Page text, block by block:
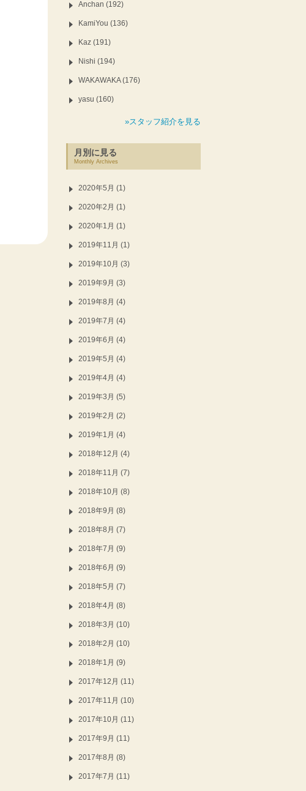
Anchan (192)
KamiYou (136)
Kaz (191)
Nishi (194)
WAKAWAKA (176)
yasu (160)
»スタッフ紹介を見る
月別に見る
Monthly Archives
2020年5月 (1)
2020年2月 (1)
2020年1月 (1)
2019年11月 (1)
2019年10月 (3)
2019年9月 (3)
2019年8月 (4)
2019年7月 (4)
2019年6月 (4)
2019年5月 (4)
2019年4月 (4)
2019年3月 (5)
2019年2月 (2)
2019年1月 (4)
2018年12月 (4)
2018年11月 (7)
2018年10月 (8)
2018年9月 (8)
2018年8月 (7)
2018年7月 (9)
2018年6月 (9)
2018年5月 (7)
2018年4月 (8)
2018年3月 (10)
2018年2月 (10)
2018年1月 (9)
2017年12月 (11)
2017年11月 (10)
2017年10月 (11)
2017年9月 (11)
2017年8月 (8)
2017年7月 (11)